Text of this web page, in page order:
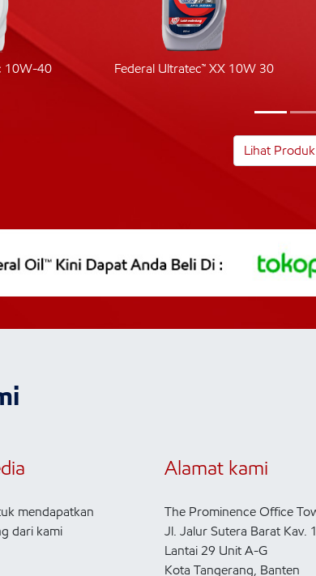
10W-40 Federal Ultratec™ XX 10W 30
Lihat
mendapatkan
dari kami
Alamat kami
The Prominence Office
Jl. Jalur Sutera Barat Kav.
Lantai 29 Unit A-G
Kota Tangerang, Banten